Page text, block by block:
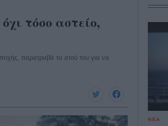
τόσο αστείο,
παρατραβά τα ατού του για να
ΝΕΑ